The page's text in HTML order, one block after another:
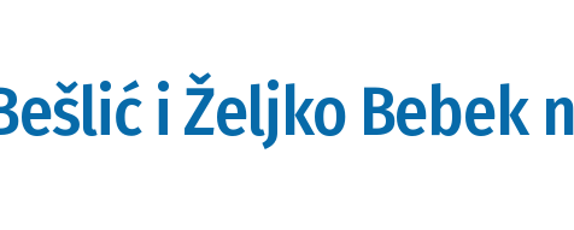
i Željko Bebek